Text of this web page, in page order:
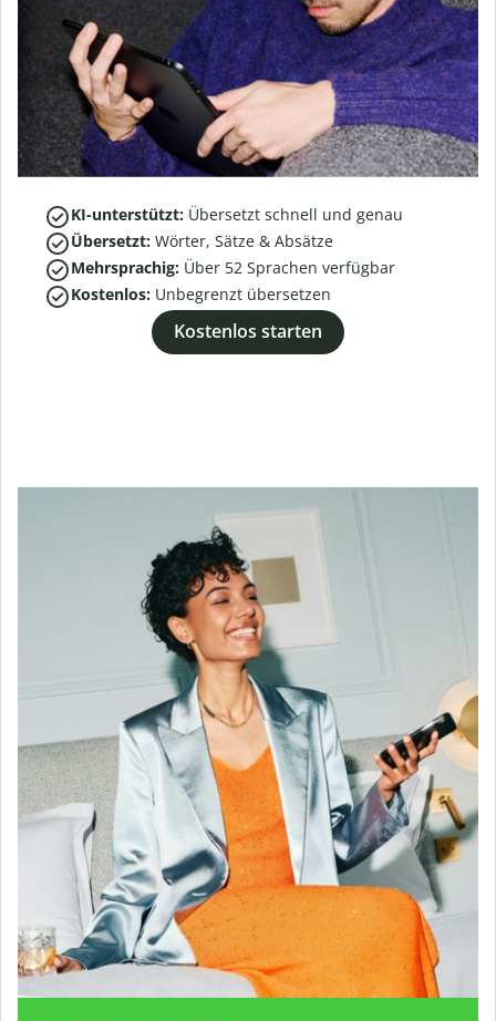
KI-unterstützt: Übersetzt schnell und genau
Übersetzt: Wörter, Sätze & Absätze
Mehrsprachig: Über 52 Sprachen verfügbar
Kostenlos: Unbegrenzt übersetzen
Kostenlos starten